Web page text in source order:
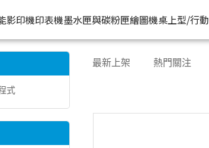
果 | HP® 惠普台灣原廠購物網
影印機印表機
連續噴墨印表機
按系列
商用
墨水匣與碳粉匣
墨水匣
按顏色
碳粉匣
按顏色
繪圖機桌上型/行
桌上
Z2
個人筆電
Pavilion
式
最新上架 熱門關注